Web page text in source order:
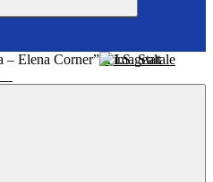
I.I.S. Statale